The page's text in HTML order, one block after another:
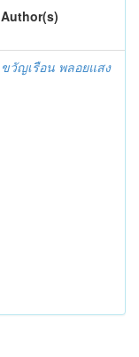
Author(s)
ขวัญเรือน พลอยแสง